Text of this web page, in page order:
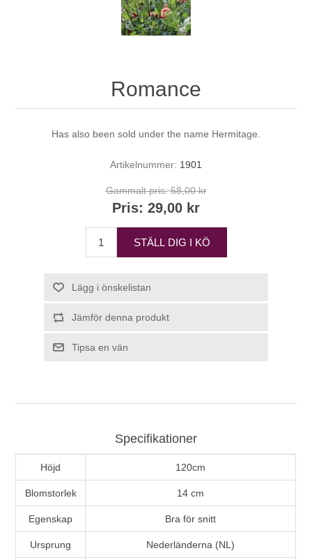
Romance
Has also been sold under the name Hermitage.
Artikelnummer: 1901
Gammalt pris: 58,00 kr
Pris: 29,00 kr
STÄLL DIG I KÖ
Lägg i önskelistan
Jämför denna produkt
Tipsa en vän
Specifikationer
Höjd 120cm
Blomstorlek 14 cm
Egenskap Bra för snitt
Ursprung Nederländerna (NL)